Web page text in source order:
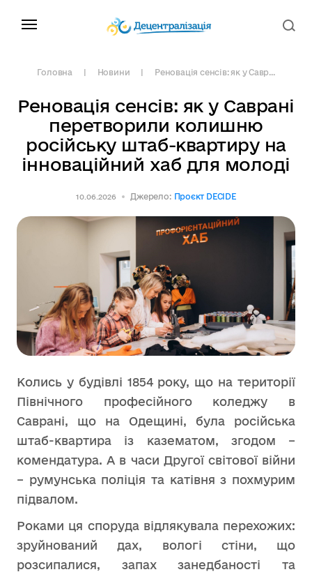
Головна Новини Реновація сенсів: як у Савр...
Реновація сенсів: як у Саврані
перетворили колишню
російську штаб-квартиру на
інноваційний хаб для молоді
10.06.2026 Джерело: Проєкт DECIDE
Колись у будівлі 1854 року, що на території
Північного професійного коледжу в
Саврані, що на Одещині, була російська
штаб-квартира із казематом, згодом –
комендатура. А в часи Другої світової війни
– румунська поліція та катівня з похмурим
підвалом.
Роками ця споруда відлякувала перехожих:
зруйнований дах, вологі стіни, що
розсипалися, запах занедбаності та